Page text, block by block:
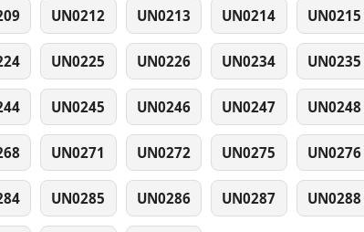
UN0212 UN0213 UN0214 UN0215
UN0225 UN0226 UN0234 UN0235
UN0245 UN0246 UN0247 UN0248
UN0271 UN0272 UN0275 UN0276
UN0285 UN0286 UN0287 UN0288